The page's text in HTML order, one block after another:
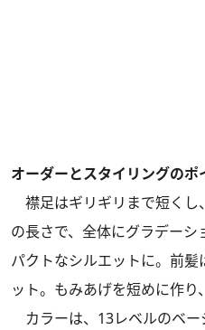
オーダーとスタイリングのポ
襟足はギリギリまで短くし
の長さで、全体にグラデー
パクトなシルエットに。前
ット。もみあげを短めに作り
カラーは、13レベルのベー